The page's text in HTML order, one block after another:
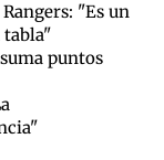
"Es un
tabla"
puntos